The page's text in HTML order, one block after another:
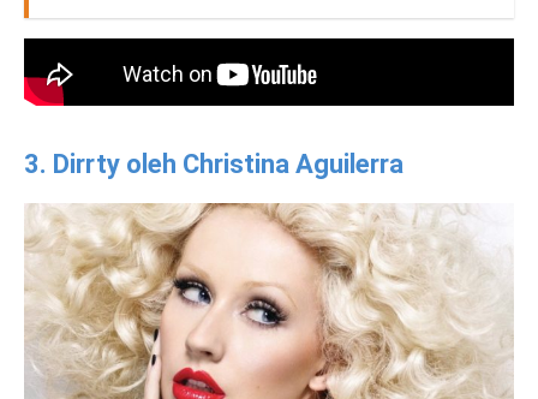
3. Dirrty oleh Christina Aguilerra